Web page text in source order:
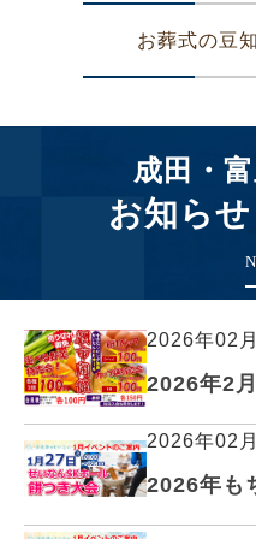
お葬式の豆
成田・
お知ら
2026年02
2026年2
2026年02
2026年も